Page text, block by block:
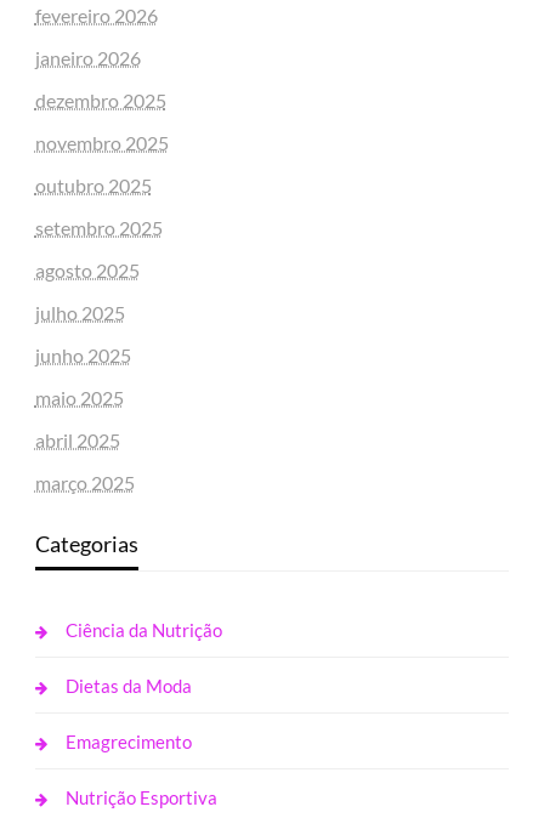
fevereiro 2026
janeiro 2026
dezembro 2025
novembro 2025
outubro 2025
setembro 2025
agosto 2025
julho 2025
junho 2025
maio 2025
abril 2025
março 2025
Categorias
Ciência da Nutrição
Dietas da Moda
Emagrecimento
Nutrição Esportiva